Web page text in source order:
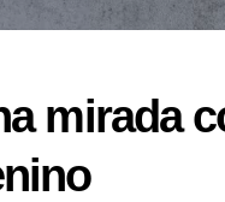
mirada